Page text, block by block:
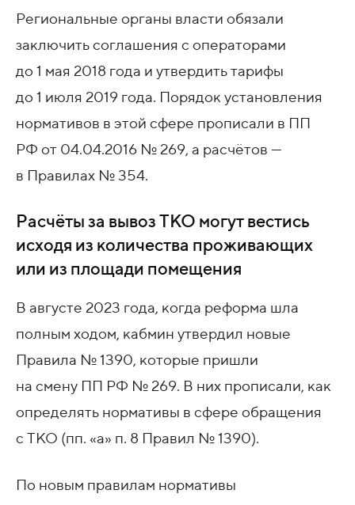
Региональные органы власти обязали
заключить соглашения с операторами
до 1 мая 2018 года и утвердить тарифы
до 1 июля 2019 года. Порядок установления
нормативов в этой сфере прописали в ПП
РФ от 04.04.2016 № 269, а расчётов —
в Правилах № 354.
Расчёты за вывоз ТКО могут вестись
исходя из количества проживающих
или из площади помещения
В августе 2023 года, когда реформа шла
полным ходом, кабмин утвердил новые
Правила № 1390, которые пришли
на смену ПП РФ № 269. В них прописали, как
определять нормативы в сфере обращения
с ТКО (пп. «а» п. 8 Правил № 1390).
По новым правилам нормативы